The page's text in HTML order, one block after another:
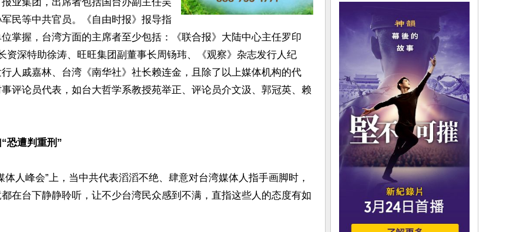
民等中共官员。《自由时报》报导指
掌握，台湾方面的主席者至少包括：《联合报》大陆中心主任罗印
资深特助徐涛、旺旺集团副董事长周钖玮、《观察》杂志发行人纪
人戚嘉林、台湾《南华社》社长赖连金，且除了以上媒体机构的代
评论员代表，如台大哲学系教授苑举正、评论员介文汲、郭冠英、赖
恐遭判重刑”
体人峰会”上，当中共代表滔滔不绝、肆意对台湾媒体人指手画脚时，
在台下静静聆听，让不少台湾民众感到不满，直指这些人的态度有如